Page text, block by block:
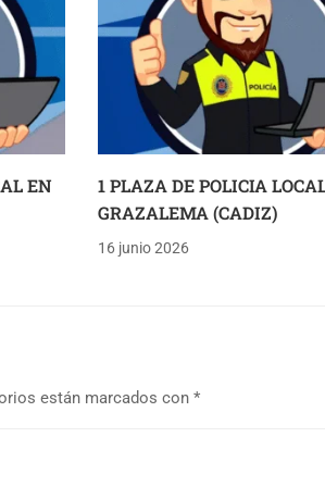
EN
1 PLAZA DE POLICIA
GRAZALEMA (CADIZ)
16 junio 2026
están marcados con *